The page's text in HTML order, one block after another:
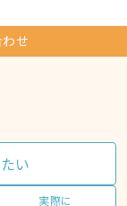
せ
い
実際に